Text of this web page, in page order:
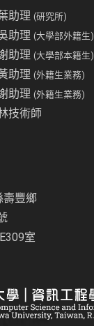
助理(研究所)
助理(大學部外籍生)
助理(大學部本籍生)
助理(外籍生業務)
助理(外籍生業務)
技術師
壽豐鄉
室